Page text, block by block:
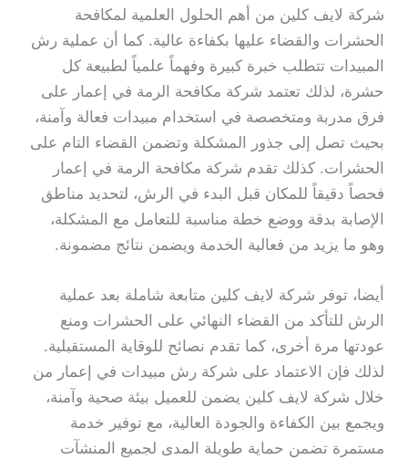
شركة لايف كلين من أهم الحلول العلمية لمكافحة
الحشرات والقضاء عليها بكفاءة عالية. كما أن عملية رش
المبيدات تتطلب خبرة كبيرة وفهماً علمياً لطبيعة كل
حشرة، لذلك تعتمد شركة مكافحة الرمة في إعمار على
فرق مدربة ومتخصصة في استخدام مبيدات فعالة وآمنة،
بحيث تصل إلى جذور المشكلة وتضمن القضاء التام على
الحشرات. كذلك تقدم شركة مكافحة الرمة في إعمار
فحصاً دقيقاً للمكان قبل البدء في الرش، لتحديد مناطق
الإصابة بدقة ووضع خطة مناسبة للتعامل مع المشكلة،
وهو ما يزيد من فعالية الخدمة ويضمن نتائج مضمونة.
أيضا، توفر شركة لايف كلين متابعة شاملة بعد عملية
الرش للتأكد من القضاء النهائي على الحشرات ومنع
عودتها مرة أخرى، كما تقدم نصائح للوقاية المستقبلية.
لذلك فإن الاعتماد على شركة رش مبيدات في إعمار من
خلال شركة لايف كلين يضمن للعميل بيئة صحية وآمنة،
ويجمع بين الكفاءة والجودة العالية، مع توفير خدمة
مستمرة تضمن حماية طويلة المدى لجميع المنشآت